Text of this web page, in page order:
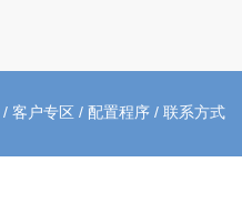
/ 客户专区 / 配置程序 / 联系方式